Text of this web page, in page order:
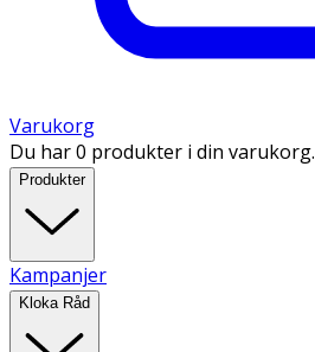
Varukorg
Du har 0 produkter i din varukorg.
Produkter
Kampanjer
Kloka Råd